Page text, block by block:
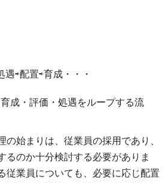
⇨配置⇨育成・・・
成・評価・処遇をループする流
の始まりは、従業員の採用であり、
るのか十分検討する必要がありま
従業員についても、必要に応じ配置